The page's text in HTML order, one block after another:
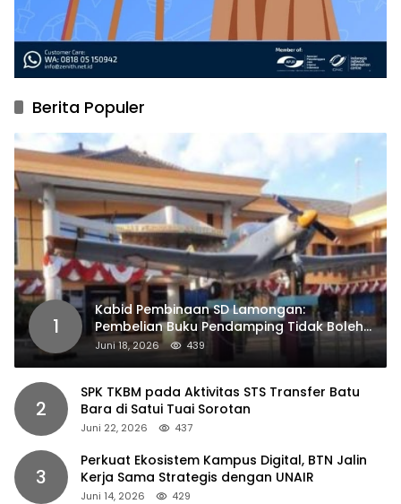
Berita Populer
1
Kabid Pembinaan SD Lamongan:
Pembelian Buku Pendamping Tidak Boleh
Dipaksakan
Juni 18, 2026 439
2
SPK TKBM pada Aktivitas STS Transfer Batu
Bara di Satui Tuai Sorotan
Juni 22, 2026 437
3
Perkuat Ekosistem Kampus Digital, BTN Jalin
Kerja Sama Strategis dengan UNAIR
Juni 14, 2026 429